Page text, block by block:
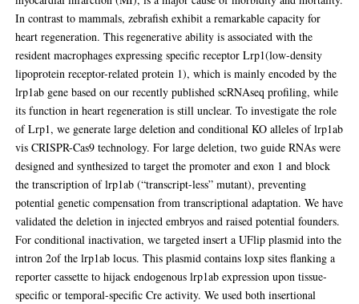
In contrast to mammals, zebrafish exhibit a remarkable capacity for
heart regeneration. This regenerative ability is associated with the
resident macrophages expressing specific receptor Lrp1(low-density
lipoprotein receptor-related protein 1), which is mainly encoded by the
lrp1ab gene based on our recently published scRNAseq profiling, while
its function in heart regeneration is still unclear. To investigate the role
of Lrp1, we generate large deletion and conditional KO alleles of lrp1ab
vis CRISPR-Cas9 technology. For large deletion, two guide RNAs were
designed and synthesized to target the promoter and exon 1 and block
the transcription of lrp1ab (“transcript-less” mutant), preventing
potential genetic compensation from transcriptional adaptation. We have
validated the deletion in injected embryos and raised potential founders.
For conditional inactivation, we targeted insert a UFlip plasmid into the
intron 2of the lrp1ab locus. This plasmid contains loxp sites flanking a
reporter cassette to hijack endogenous lrp1ab expression upon tissue-
specific or temporal-specific Cre activity. We used both insertional